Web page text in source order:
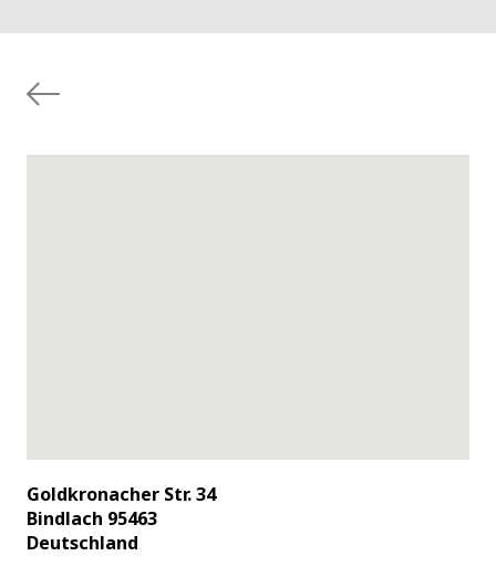
Goldkronacher Str. 34
Bindlach 95463
Deutschland